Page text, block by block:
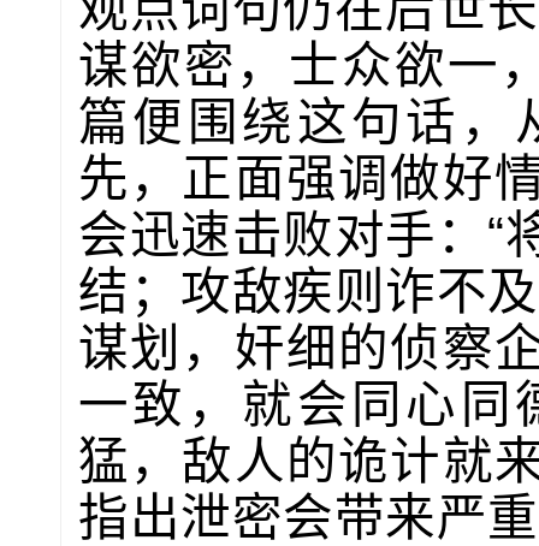
谋欲密，士众欲一
篇便围绕这句话，
先，正面强调做好
会迅速击败对手：“
结；攻敌疾则诈不
谋划，奸细的侦察
一致，就会同心同
猛，敌人的诡计就
指出泄密会带来严